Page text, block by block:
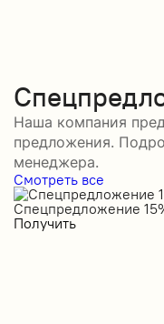
Наша компания
предложения.
менеджера.
Смотреть все
Спецпредложение
Получить